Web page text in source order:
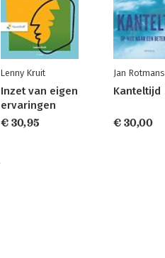
Lenny Kruit
Inzet van eigen
ervaringen
€ 30,95
Jan Rotmans
Kanteltijd
€ 30,00